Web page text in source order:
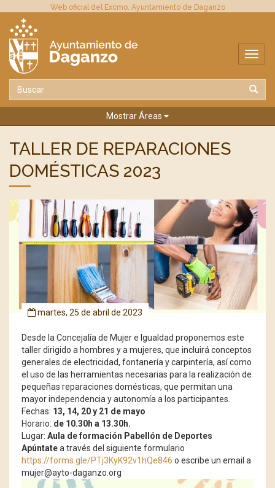
Web oficial del Excmo. Ayuntamiento de Daganzo
Mostrar Áreas
TALLER DE REPARACIONES
DOMÉSTICAS 2023
martes, 25 de abril de 2023
Desde la Concejalía de Mujer e Igualdad proponemos este
taller dirigido a hombres y a mujeres, que incluirá conceptos
generales de electricidad, fontanería y carpintería, así como
el uso de las herramientas necesarias para la realización de
pequeñas reparaciones domésticas, que permitan una
mayor independencia y autonomía a los participantes.
Fechas: 13, 14, 20 y 21 de mayo
Horario: de 10.30h a 13.30h.
Lugar: Aula de formación Pabellón de Deportes
Apúntatea través del siguiente formulario
https://forms.gle/PTj3KyK92v1hQe846 o escribe un email a
mujer@ayto-daganzo.org